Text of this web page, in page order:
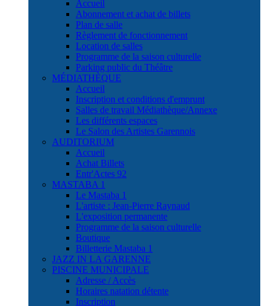
Accueil
Abonnement et achat de billets
Plan de salle
Règlement de fonctionnement
Location de salles
Programme de la saison culturelle
Parking public du Théâtre
MÉDIATHÈQUE
Accueil
Inscription et conditions d'emprunt
Salles de travail Médiathèque/Annexe
Les différents espaces
Le Salon des Artistes Garennois
AUDITORIUM
Accueil
Achat Billets
Entr'Actes 92
MASTABA 1
Le Mastaba 1
L'artiste : Jean-Pierre Raynaud
L'exposition permanente
Programme de la saison culturelle
Boutique
Billetterie Mastaba 1
JAZZ IN LA GARENNE
PISCINE MUNICIPALE
Adresse / Accès
Horaires natation détente
Inscription